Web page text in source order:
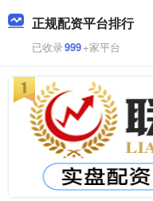
正规配资平台排行
已收录999+家平台